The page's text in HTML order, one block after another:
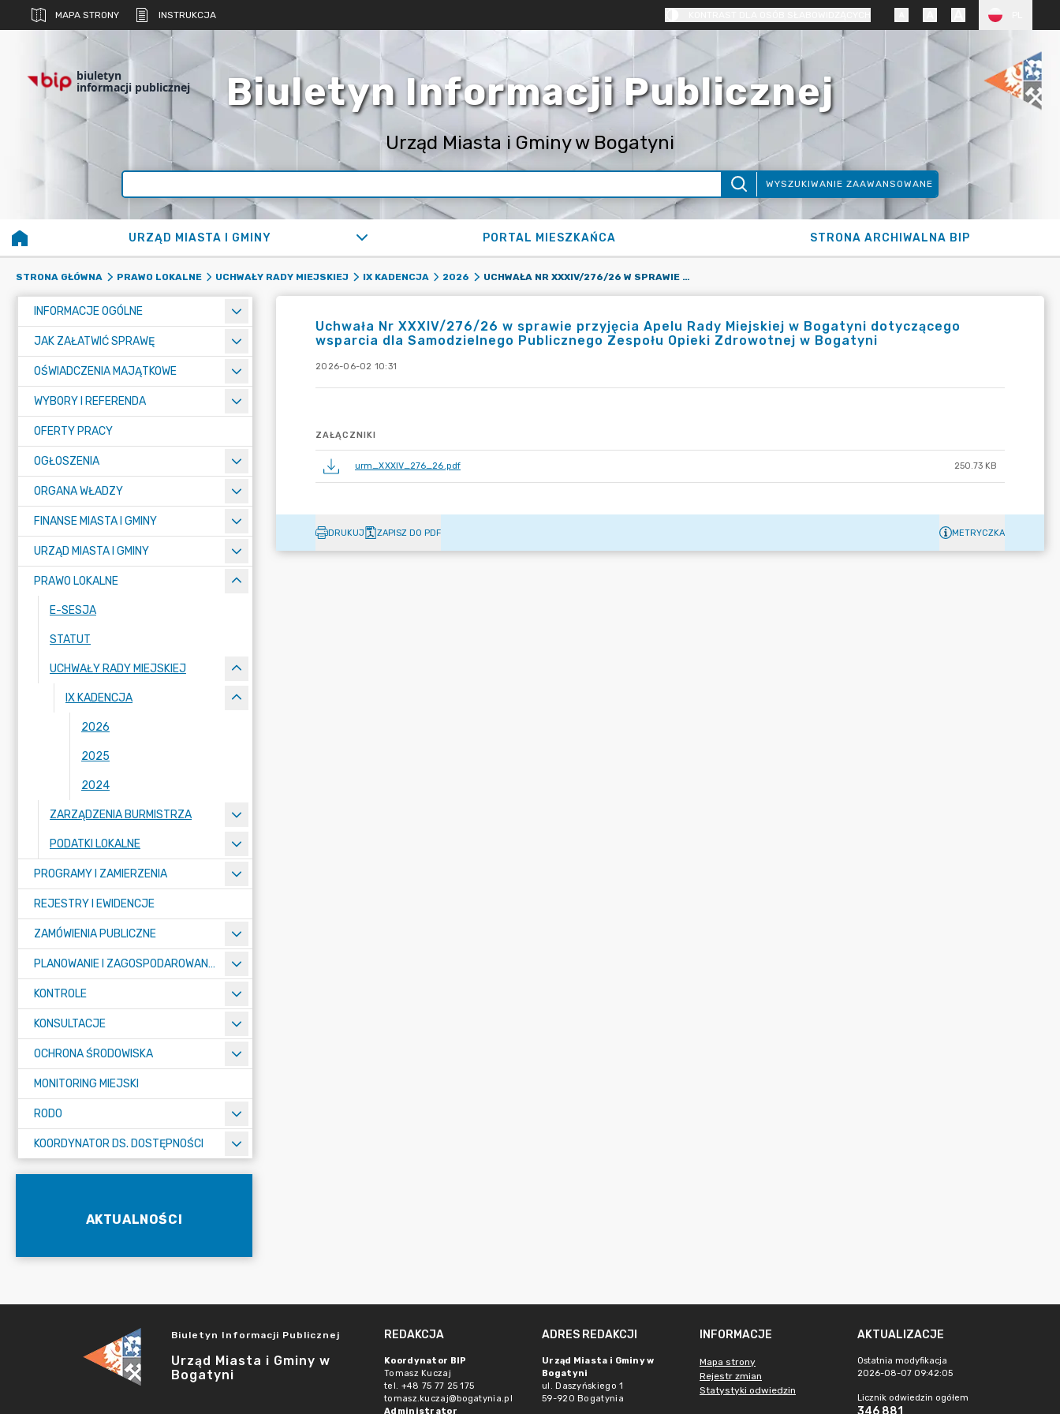
MAPA STRONY INSTRUKCJA
biuletyn
informacji publicznej Biuletyn Informacji Publicznej
Urząd Miasta i Gminy w Bogatyni
WYSZUKIWANIE ZAAWANSOWANE
URZĄD MIASTA I GMINY PORTAL MIESZKAŃCA STRONA ARCHIWALNA BIP
STRONA GŁÓWNA PRAWO LOKALNE UCHWAŁY RADY MIEJSKIEJ IX KADENCJA 2026 UCHWAŁA NR XXXIV/276/26 W SPRAWIE PRZYJĘCIA APELU RADY MIEJSKIEJ W BOGATYNI DOTYCZĄCEGO WSPARCIA DLA SAMODZIELNEGO PUBLICZNEGO ZESPOŁU OPIEKI ZDROWOTNEJ W BOGATYNI
INFORMACJE OGÓLNE
JAK ZAŁATWIĆ SPRAWĘ
OŚWIADCZENIA MAJĄTKOWE
WYBORY I REFERENDA
OFERTY PRACY
OGŁOSZENIA
ORGANA WŁADZY
FINANSE MIASTA I GMINY
URZĄD MIASTA I GMINY
PRAWO LOKALNE
E-SESJA
STATUT
UCHWAŁY RADY MIEJSKIEJ
IX KADENCJA
2026
2025
2024
ZARZĄDZENIA BURMISTRZA
PODATKI LOKALNE
PROGRAMY I ZAMIERZENIA
REJESTRY I EWIDENCJE
ZAMÓWIENIA PUBLICZNE
PLANOWANIE I ZAGOSPODAROWANIE PRZESTRZENNE
KONTROLE
KONSULTACJE
OCHRONA ŚRODOWISKA
MONITORING MIEJSKI
RODO
KOORDYNATOR DS. DOSTĘPNOŚCI
AKTUALNOŚCI
Uchwała Nr XXXIV/276/26 w sprawie przyjęcia Apelu Rady Miejskiej w Bogatyni dotyczącego
wsparcia dla Samodzielnego Publicznego Zespołu Opieki Zdrowotnej w Bogatyni
2026-06-02 10:31
ZAŁĄCZNIKI
urm_XXXIV_276_26.pdf 250.73 KB
DRUKUJ ZAPISZ DO PDF METRYCZKA
Biuletyn Informacji Publicznej
Urząd Miasta i Gminy w
Bogatyni
REDAKCJA
Koordynator BIP
Tomasz Kuczaj
tel. +48 75 77 25 175
tomasz.kuczaj@bogatynia.pl
Administrator
ADRES REDAKCJI
Urząd Miasta i Gminy w
Bogatyni
ul. Daszyńskiego 1
59-920 Bogatynia
INFORMACJE
Mapa strony
Rejestr zmian
Statystyki odwiedzin
AKTUALIZACJE
Ostatnia modyfikacja
2026-08-07 09:42:05
Licznik odwiedzin ogółem
346 881